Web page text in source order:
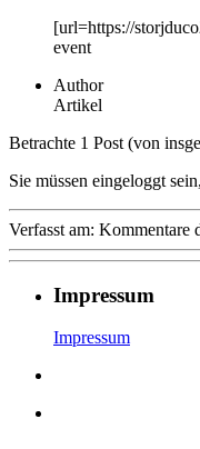
[url=https://
event
Author
Artikel
Betrachte 1 Post (von
Sie müssen eingeloggt
Verfasst am: Kommentare
Impressum
Impressum